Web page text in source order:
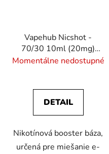
Vapehub Nicshot -
70/30 10ml (20mg)
nikotínový booster
Momentálne nedostupné
DETAIL
Nikotínová booster báza,
určená pre miešanie e-